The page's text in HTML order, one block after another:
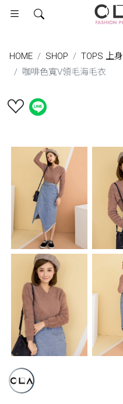
HOME SHOP TOPS 上身
咖啡色寬V領毛海毛衣